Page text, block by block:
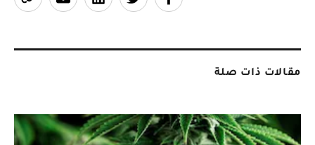
مقالات ذات صلة